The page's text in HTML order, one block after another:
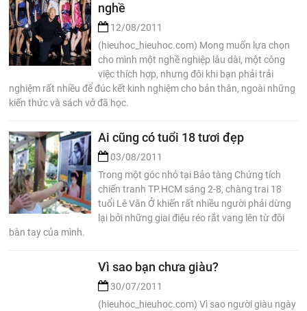
nghề
12/08/2011
(hieuhoc_hieuhoc.com) Mong muốn lựa chọn
cho mình một nghề nghiệp lâu dài, một công
việc thích hợp, nhưng đôi khi bạn phải trải
nghiệm rất nhiều để đúc kết kinh nghiệm cho bản thân, ngoài những
kiến thức và sách vở đã học.
Ai cũng có tuổi 18 tươi đẹp
03/08/2011
Trong một góc nhỏ tại Bảo tàng Chứng tích
chiến tranh TP.HCM sáng 2-8, chàng trai 18
tuổi Lê Văn Ở khiến rất nhiều người phải dừng
lại bởi những giai điệu réo rắt vang lên từ đôi
bàn tay của mình.
Vì sao bạn chưa giàu?
30/07/2011
(hieuhoc_hieuhoc.com) Vì sao người giàu ngày